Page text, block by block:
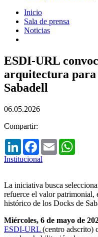
Inicio
Sala de prensa
Noticias
ESDI-URL
arquitectura para
Sabadell
06.05.2026
Compartir:
LinkedInFacebook
Email
Institucional
La iniciativa busca
refuerce el valor
histórico de los Docks de
Miércoles, 6 de mayo de
ESDI-URL (centro adscrito)